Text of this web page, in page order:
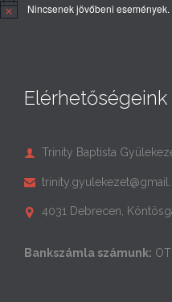
Nincsenek jövőbeni események.
Elérhetőségeink
 Trinity Baptista

 4031 Debrecen,
Bankszámla számunk: